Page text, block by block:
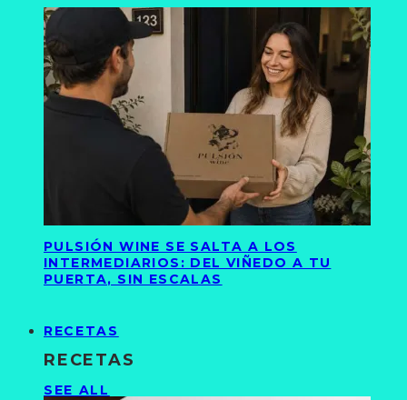
PULSIÓN WINE SE SALTA A LOS
INTERMEDIARIOS: DEL VIÑEDO A TU
PUERTA, SIN ESCALAS
RECETAS
RECETAS
SEE ALL